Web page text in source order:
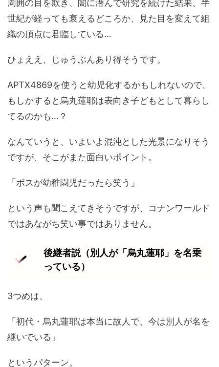
周囲の目を欺き、闇に潜んで研究を続けた結果、半
世紀が経っても衰えるどころか、見た目を変えて組
織の頂点に君臨している…
ひょええ、じゅうぶんあり得そうです。
APTX4869を使うと幼児化するかもしれないので、
もしかすると烏丸蓮耶は表向き子どもとして暮らし
てるのかも…？
なんていうと、いよいよ混沌とした光景になりそう
ですが、そこがまた面白いポイント。
「ボスが幼稚園児だったら笑う」
という声も聞こえてきそうですが、コナンワールド
ではあながち笑い事ではありません。
後継者説（別人が「烏丸蓮耶」を名乗
っている）
3つめは、
「初代・烏丸蓮耶は本当に故人で、今は別人が名を
継いでいる」
というパターン。